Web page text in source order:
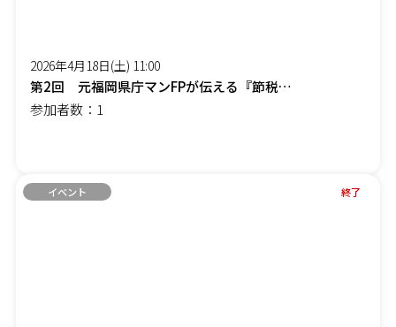
2026年4月18日(土) 11:00
第2回 元福岡県庁マンFPが伝える『節税しながら社長の手取りを増やす』オンラインセミナー
参加者数：1
イベント 終了